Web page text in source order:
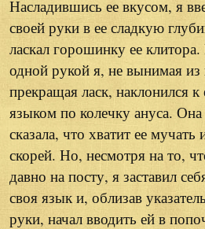
Насладившись ее вкусом, я
своей руки в ее сладкую
ласкал горошинку ее
одной рукой я, не вынимая из
прекращая ласк, наклонился
языком по колечку ануса.
сказала, что хватит ее мучать
скорей. Но, несмотря на то,
давно на посту, я заставил
своя язык и, облизав
руки, начал вводить ей в